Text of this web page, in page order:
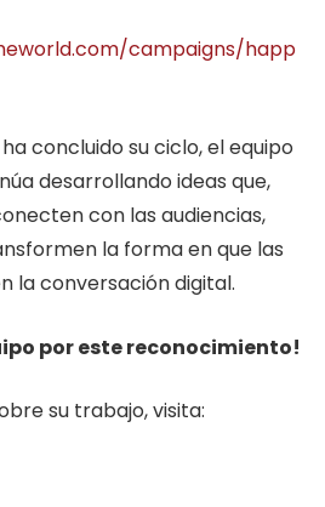
campaigns/happ
concluido su ciclo, el equipo
desarrollando ideas que,
con las audiencias,
la forma en que las
la conversación digital.
por este reconocimiento!
su trabajo, visita: